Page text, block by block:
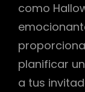
como
planificar
a tus